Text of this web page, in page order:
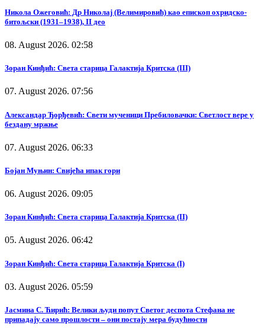
Никола Ожеговић: Др Николај (Велимировић) као епископ охридско-
битољски (1931–1938), II део
08. August 2026. 02:58
Зоран Кинђић: Света старица Галактија Критска (III)
07. August 2026. 07:56
Александар Ђорђевић: Свети мученици Пребиловачки: Светлост вере у
бездану мржње
07. August 2026. 06:33
Бојан Муњин: Свијећа ипак гори
06. August 2026. 09:05
Зоран Кинђић: Света старица Галактија Критска (II)
05. August 2026. 06:42
Зоран Кинђић: Света старица Галактија Критска (I)
03. August 2026. 05:59
Јасмина С. Ћирић: Велики људи попут Светог деспота Стефана не
припадају само прошлости – они постају мера будућности